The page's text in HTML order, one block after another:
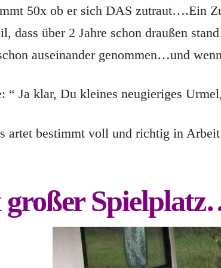
50x ob er sich DAS zutraut….Ein
dass über 2 Jahre schon draußen
auseinander genommen…und
“ Ja klar, Du kleines neugieriges
artet bestimmt voll und richtig in
großer